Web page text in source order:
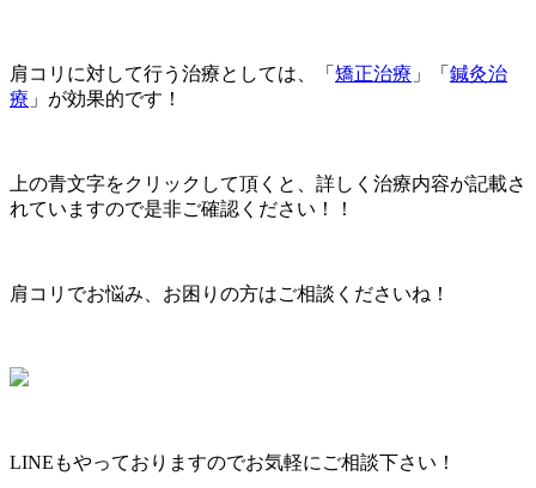
肩コリに対して行う治療としては、「 矯正治療 」「 鍼灸治
療 」が効果的です！
上の青文字をクリックして頂くと、詳しく治療内容が記載さ
れていますので是非ご確認ください！！
肩コリでお悩み、お困りの方はご相談くださいね！
LINEもやっておりますのでお気軽にご相談下さい！